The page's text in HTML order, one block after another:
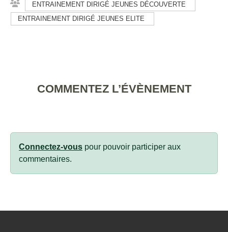
ENTRAINEMENT DIRIGÉ JEUNES DÉCOUVERTE
ENTRAINEMENT DIRIGÉ JEUNES ELITE
COMMENTEZ L’ÉVÈNEMENT
Connectez-vous pour pouvoir participer aux
commentaires.